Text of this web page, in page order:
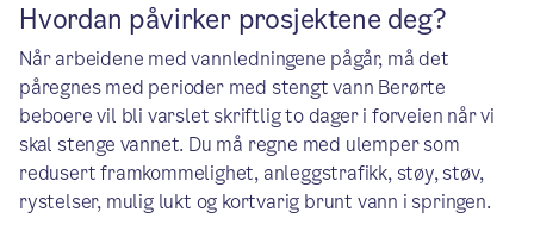
Hvordan påvirker prosjektene deg?
Når arbeidene med vannledningene pågår, må det
påregnes med perioder med stengt vann Berørte
beboere vil bli varslet skriftlig to dager i forveien når vi
skal stenge vannet. Du må regne med ulemper som
redusert framkommelighet, anleggstrafikk, støy, støv,
rystelser, mulig lukt og kortvarig brunt vann i springen.